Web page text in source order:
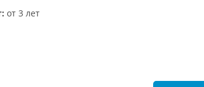
от 3 лет